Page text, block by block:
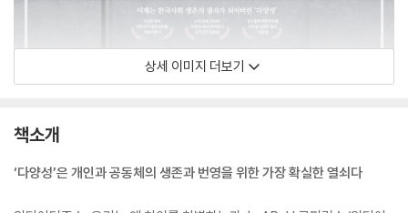
상세 이미지 더보기
책소개
‘다양성’은 개인과 공동체의 생존과 번영을 위한 가장 확실한 열쇠다